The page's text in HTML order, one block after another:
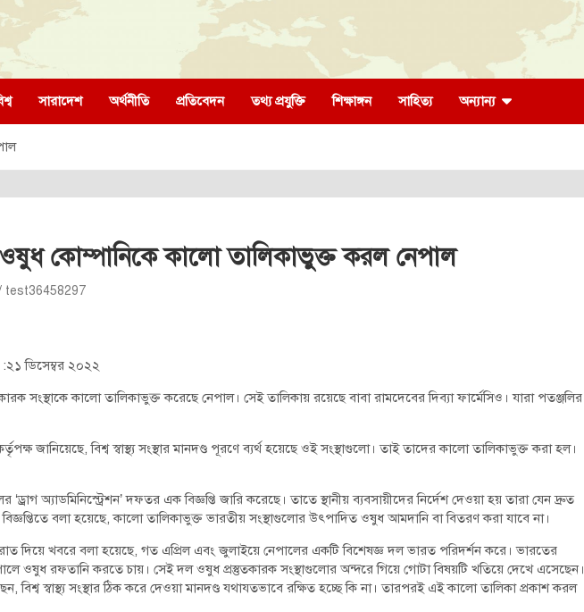
সারাদেশ অর্থনীতি প্রতিবেদন তথ্য প্রযুক্তি শিক্ষাঙ্গন সাহিত্য অন্যান্য
কোম্পানিকে কালো তালিকাভুক্ত করল নেপাল
test36458297
ডিসেম্বর ২০২২
সংস্থাকে কালো তালিকাভুক্ত করেছে নেপাল। সেই তালিকায় রয়েছে বাবা রামদেবের দিব্যা ফার্মেসিও। যারা পতঞ্জলির
জানিয়েছে, বিশ্ব স্বাস্থ্য সংস্থার মানদণ্ড পূরণে ব্যর্থ হয়েছে ওই সংস্থাগুলো। তাই তাদের কালো তালিকাভুক্ত করা হল।
‘ড্রাগ অ্যাডমিনিস্ট্রেশন’ দফতর এক বিজ্ঞপ্তি জারি করেছে। তাতে স্থানীয় ব্যবসায়ীদের নির্দেশ দেওয়া হয় তারা যেন দ্রুত
বলা হয়েছে, কালো তালিকাভুক্ত ভারতীয় সংস্থাগুলোর উৎপাদিত ওষুধ আমদানি বা বিতরণ করা যাবে না।
দিয়ে খবরে বলা হয়েছে, গত এপ্রিল এবং জুলাইয়ে নেপালের একটি বিশেষজ্ঞ দল ভারত পরিদর্শন করে। ভারতের
ওষুধ রফতানি করতে চায়। সেই দল ওষুধ প্রস্তুতকারক সংস্থাগুলোর অন্দরে গিয়ে গোটা বিষয়টি খতিয়ে দেখে এসেছেন।
বিশ্ব স্বাস্থ্য সংস্থার ঠিক করে দেওয়া মানদণ্ড যথাযতভাবে রক্ষিত হচ্ছে কি না। তারপরই এই কালো তালিকা প্রকাশ করল